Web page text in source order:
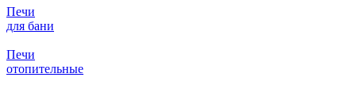
Печи
для бани
Печи
отопительные